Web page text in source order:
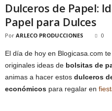
Dulceros de Papel:
Papel para Dulces
Por ARLECO PRODUCCIONES 0
El día de hoy en Blogicasa.com
originales ideas de bolsitas de
animas a hacer estos dulceros
económicos para regalar en